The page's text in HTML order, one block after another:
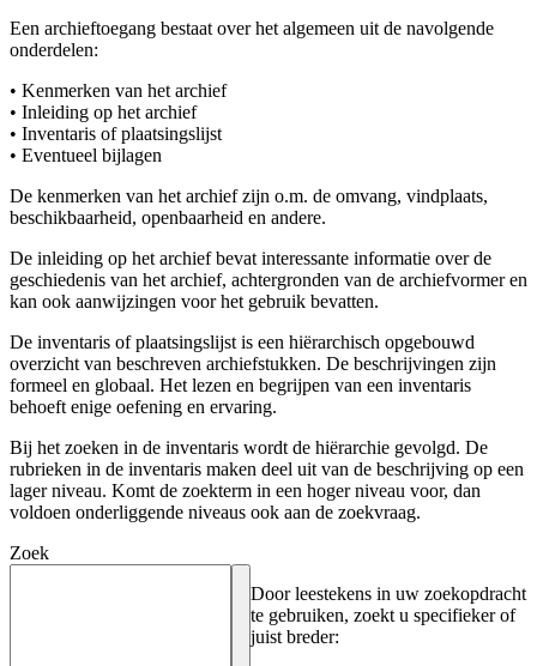
Een archieftoegang bestaat over het algemeen uit de navolgende
onderdelen:
• Kenmerken van het archief
• Inleiding op het archief
• Inventaris of plaatsingslijst
• Eventueel bijlagen
De kenmerken van het archief zijn o.m. de omvang, vindplaats,
beschikbaarheid, openbaarheid en andere.
De inleiding op het archief bevat interessante informatie over de
geschiedenis van het archief, achtergronden van de archiefvormer en
kan ook aanwijzingen voor het gebruik bevatten.
De inventaris of plaatsingslijst is een hiërarchisch opgebouwd
overzicht van beschreven archiefstukken. De beschrijvingen zijn
formeel en globaal. Het lezen en begrijpen van een inventaris
behoeft enige oefening en ervaring.
Bij het zoeken in de inventaris wordt de hiërarchie gevolgd. De
rubrieken in de inventaris maken deel uit van de beschrijving op een
lager niveau. Komt de zoekterm in een hoger niveau voor, dan
voldoen onderliggende niveaus ook aan de zoekvraag.
Zoek
Door leestekens in uw zoekopdracht
te gebruiken, zoekt u specifieker of
juist breder: